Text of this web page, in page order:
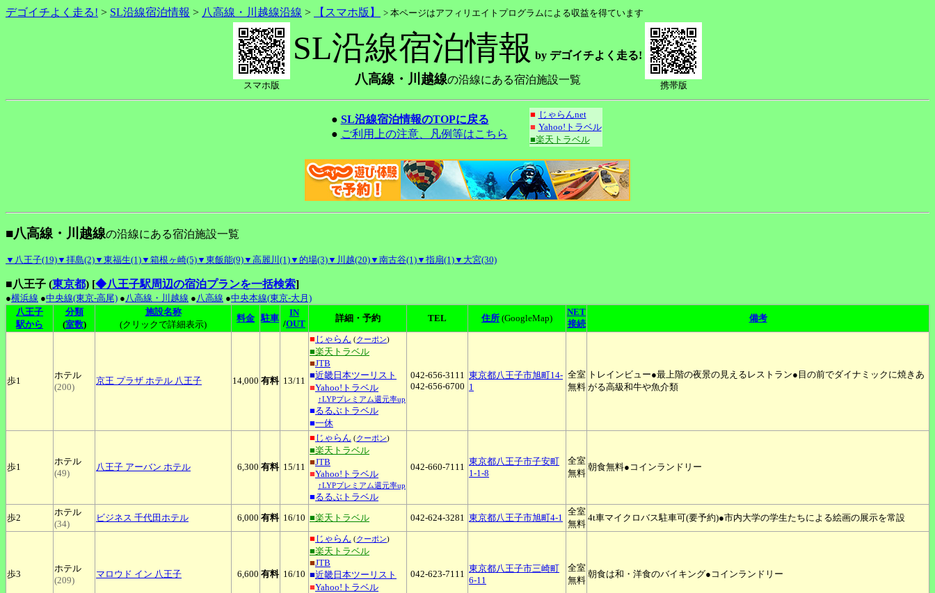
デゴイチよく走る! > SL沿線宿泊情報 > 八高線・川越線沿線 > 【スマホ版】 > 本ページはアフィリエイトプログラムによる収益を得ています
スマホ版
SL沿線宿泊情報 by デゴイチよく走る!
八高線・川越線の沿線にある宿泊施設一覧 携帯版
● SL沿線宿泊情報のTOPに戻る
● ご利用上の注意、凡例等はこちら
■ じゃらんnet
■ Yahoo!トラベル
■楽天トラベル
■八高線・川越線の沿線にある宿泊施設一覧
▼八王子(19)▼拝島(2)▼東福生(1)▼箱根ヶ崎(5)▼東飯能(9)▼高麗川(1)▼的場(3)▼川越(20)▼南古谷(1)▼指扇(1)▼大宮(30)
■八王子 (東京都) [◆八王子駅周辺の宿泊プランを一括検索]
●横浜線 ●中央線(東京-高尾) ●八高線・川越線 ●八高線 ●中央本線(東京-大月)
八王子
駅から
分類
(室数)
施設名称
(クリックで詳細表示)
料金 駐車
IN
/OUT
詳細・予約 TEL 住所 (GoogleMap)
NET
接続
備考
歩1
ホテル
(200)
京王 プラザ ホテル 八王子 14,000 有料 13/11
■ じゃらん (クーポン)
■楽天トラベル
■JTB
■近畿日本ツーリスト
■Yahoo!トラベル
↑LYPプレミアム還元率up
■るるぶトラベル
■一休
042-656-3111
042-656-6700
東京都八王子市旭町14-
1
全室
無料
トレインビュー●最上階の夜景の見えるレストラン●目の前でダイナミックに焼きあ
がる高級和牛や魚介類
歩1
ホテル
(49)
八王子 アーバン ホテル 6,300 有料 15/11
■ じゃらん (クーポン)
■楽天トラベル
■JTB
■Yahoo!トラベル
↑LYPプレミアム還元率up
■るるぶトラベル
042-660-7111
東京都八王子市子安町
1-1-8
全室
無料
朝食無料●コインランドリー
歩2
ホテル
(34)
ビジネス 千代田ホテル 6,000 有料 16/10 ■楽天トラベル 042-624-3281 東京都八王子市旭町4-1
全室
無料
4t車マイクロバス駐車可(要予約)●市内大学の学生たちによる絵画の展示を常設
歩3
ホテル
(209)
マロウド イン 八王子 6,600 有料 16/10
■ じゃらん (クーポン)
■楽天トラベル
■JTB
■近畿日本ツーリスト
■Yahoo!トラベル
042-623-7111
東京都八王子市三崎町
6-11
全室
無料
朝食は和・洋食のバイキング●コインランドリー